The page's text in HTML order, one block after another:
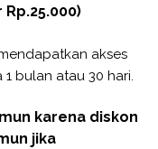
akses
bulan atau 30 hari.
karena diskon
jika